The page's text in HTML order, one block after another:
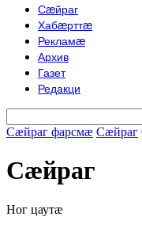
Сæйраг
Хабæрттæ
Рекламæ
Архив
Газет
Редакци
Сæйраг фарсмæ Сæйраг
Сæйраг
Ног цаутæ